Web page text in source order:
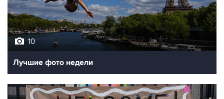
10
Лучшие фото недели